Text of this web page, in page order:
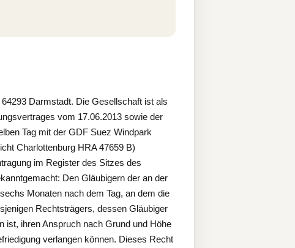
Darmstadt. Die Gesellschaft ist als
vom 17.06.2013 sowie der
Tag mit der GDF Suez Windpark
Charlottenburg HRA 47659 B)
im Register des Sitzes des
Den Gläubigern der an der
Monaten nach dem Tag, an dem die
Rechtsträgers, dessen Gläubiger
ist, ihren Anspruch nach Grund und Höhe
verlangen können. Dieses Recht